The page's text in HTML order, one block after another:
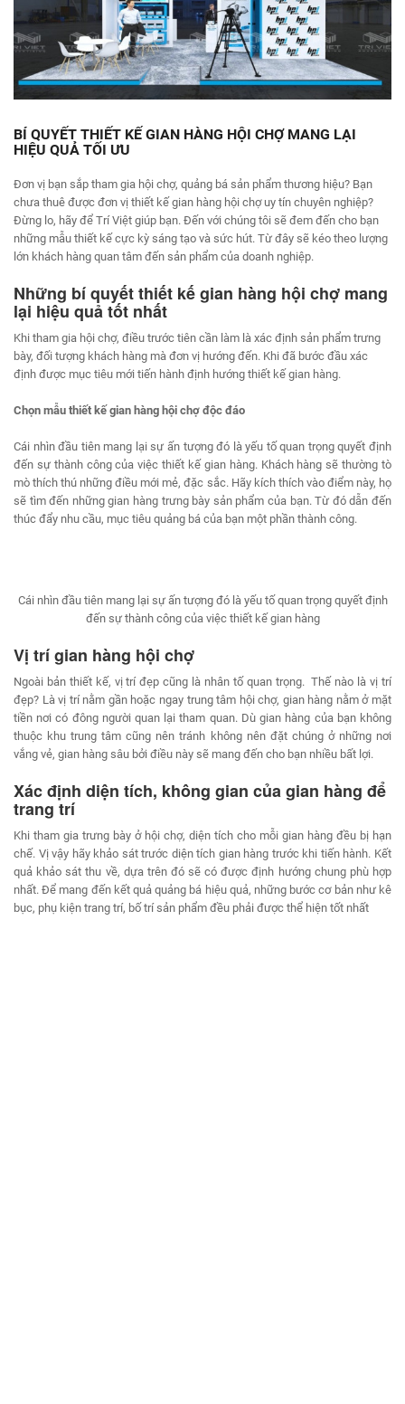
BÍ QUYẾT THIẾT KẾ GIAN HÀNG HỘI CHỢ MANG LẠI
HIỆU QUẢ TỐI ƯU
Đơn vị bạn sắp tham gia hội chợ, quảng bá sản phẩm thương hiệu? Bạn
chưa thuê được đơn vị thiết kế gian hàng hội chợ uy tín chuyên nghiệp?
Đừng lo, hãy để Trí Việt giúp bạn. Đến với chúng tôi sẽ đem đến cho bạn
những mẫu thiết kế cực kỳ sáng tạo và sức hút. Từ đây sẽ kéo theo lượng
lớn khách hàng quan tâm đến sản phẩm của doanh nghiệp.
Những bí quyết thiết kế gian hàng hội chợ mang
lại hiệu quả tốt nhất
Khi tham gia hội chợ, điều trước tiên cần làm là xác định sản phẩm trưng
bày, đối tượng khách hàng mà đơn vị hướng đến. Khi đã bước đầu xác
định được mục tiêu mới tiến hành định hướng thiết kế gian hàng.
Chọn mẫu thiết kế gian hàng hội chợ độc đáo
Cái nhìn đầu tiên mang lại sự ấn tượng đó là yếu tố quan trọng quyết định
đến sự thành công của việc thiết kế gian hàng. Khách hàng sẽ thường tò
mò thích thú những điều mới mẻ, đặc sắc. Hãy kích thích vào điểm này, họ
sẽ tìm đến những gian hàng trưng bày sản phẩm của bạn. Từ đó dẫn đến
thúc đẩy nhu cầu, mục tiêu quảng bá của bạn một phần thành công.
Cái nhìn đầu tiên mang lại sự ấn tượng đó là yếu tố quan trọng quyết định
đến sự thành công của việc thiết kế gian hàng
Vị trí gian hàng hội chợ
Ngoài bản thiết kế, vị trí đẹp cũng là nhân tố quan trọng. Thế nào là vị trí
đẹp? Là vị trí nằm gần hoặc ngay trung tâm hội chợ, gian hàng nằm ở mặt
tiền nơi có đông người quan lại tham quan. Dù gian hàng của bạn không
thuộc khu trung tâm cũng nên tránh không nên đặt chúng ở những nơi
vắng vẻ, gian hàng sâu bởi điều này sẽ mang đến cho bạn nhiều bất lợi.
Xác định diện tích, không gian của gian hàng để
trang trí
Khi tham gia trưng bày ở hội chợ, diện tích cho mỗi gian hàng đều bị hạn
chế. Vị vậy hãy khảo sát trước diện tích gian hàng trước khi tiến hành. Kết
quả khảo sát thu về, dựa trên đó sẽ có được định hướng chung phù hợp
nhất. Để mang đến kết quả quảng bá hiệu quả, những bước cơ bản như kê
bục, phụ kiện trang trí, bố trí sản phẩm đều phải được thể hiện tốt nhất